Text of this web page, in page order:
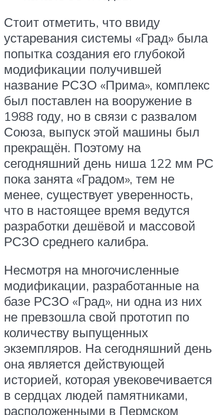
Стоит отметить, что ввиду
устаревания системы «Град» была
попытка создания его глубокой
модификации получившей
название РСЗО «Прима», комплекс
был поставлен на вооружение в
1988 году, но в связи с развалом
Союза, выпуск этой машины был
прекращён. Поэтому на
сегодняшний день ниша 122 мм РС
пока занята «Градом», тем не
менее, существует уверенность,
что в настоящее время ведутся
разработки дешёвой и массовой
РСЗО среднего калибра.
Несмотря на многочисленные
модификации, разработанные на
базе РСЗО «Град», ни одна из них
не превзошла свой прототип по
количеству выпущенных
экземпляров. На сегодняшний день
она является действующей
историей, которая увековечивается
в сердцах людей памятниками,
расположенными в Пермском